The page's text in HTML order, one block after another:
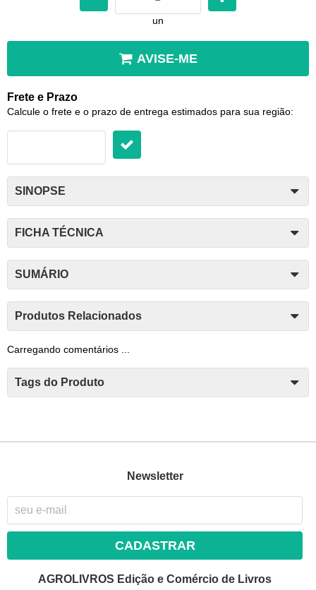
un
AVISE-ME
Frete e Prazo
Calcule o frete e o prazo de entrega estimados para sua região:
SINOPSE
FICHA TÉCNICA
SUMÁRIO
Produtos Relacionados
Carregando comentários ...
Tags do Produto
Newsletter
CADASTRAR
AGROLIVROS Edição e Comércio de Livros